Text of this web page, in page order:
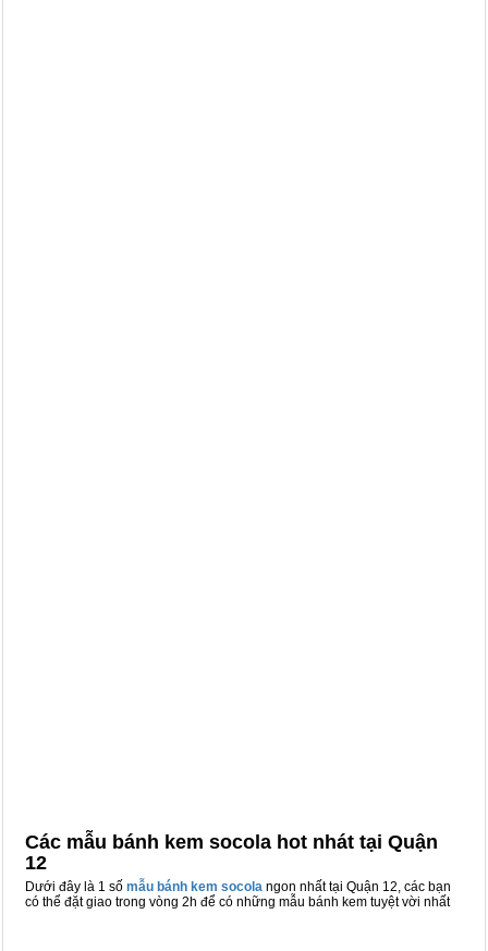
Các mẫu bánh kem socola hot nhát tại Quận
12
Dưới đây là 1 số mẫu bánh kem socola ngon nhất tại Quận 12, các bạn
có thể đặt giao trong vòng 2h để có những mẫu bánh kem tuyệt vời nhất